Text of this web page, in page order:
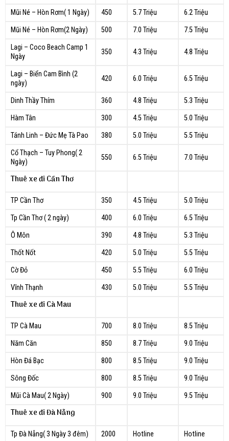
Mũi Né – Hòn Rơm( 1 Ngày)
450 5.7 Triệu
6.2 Triệu
Mũi Né – Hòn Rơm(2 Ngày)
500 7.0 Triệu
7.5 Triệu
Lagi – Coco Beach Camp 1
Ngày
350 4.3 Triệu 4.8 Triệu
Lagi – Biển Cam Bình (2
ngày)
420 6.0 Triệu 6.5 Triệu
Dinh Thầy Thím 360 4.8 Triệu
5.3 Triệu
Hàm Tân
300 4.5 Triệu
5.0 Triệu
Tánh Linh – Đức Mẹ Tà Pao
380 5.0 Triệu
5.5 Triệu
Cổ Thạch – Tuy Phong( 2
Ngày)
550 6.5 Triệu 7.0 Triệu
Thuê xe đi Cần Thơ
TP Cần Thơ 350 4.5 Triệu
5.0 Triệu
Tp Cần Thơ ( 2 ngày)
400 6.0 Triệu
6.5 Triệu
Ô Môn
390 4.8 Triệu
5.3 Triệu
Thốt Nốt
420 5.0 Triệu
5.5 Triệu
Cờ Đỏ
450 5.5 Triệu
6.0 Triệu
Vĩnh Thạnh
430 5.0 Triệu 5.5 Triệu
Thuê xe đi Cà Mau
TP Cà Mau 700 8.0 Triệu
8.5 Triệu
Năm Căn
850 8.7 Triệu
9.0 Triệu
Hòn Đá Bạc
800 8.5 Triệu
9.0 Triệu
Sông Đốc
800 8.5 Triệu
9.0 Triệu
Mũi Cà Mau( 2 Ngày)
900 9.0 Triệu 9.5 Triệu
Thuê xe đi Đà Nẵng
Tp Đà Nẵng( 3 Ngày 3 đêm) 2000 Hotline Hotline